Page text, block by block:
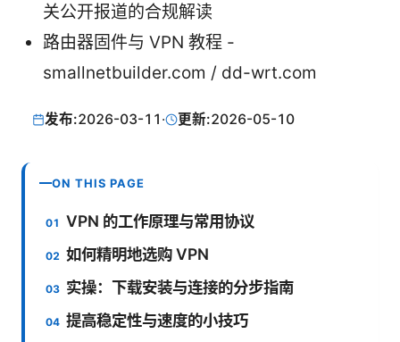
关公开报道的合规解读
路由器固件与 VPN 教程 -
smallnetbuilder.com / dd-wrt.com
发布:2026-03-11 · 更新:2026-05-10
ON THIS PAGE
VPN 的工作原理与常用协议
如何精明地选购 VPN
实操：下载安装与连接的分步指南
提高稳定性与速度的小技巧